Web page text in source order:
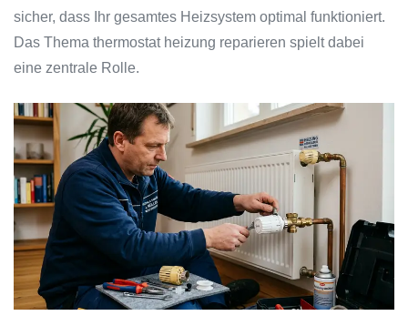
sicher, dass Ihr gesamtes Heizsystem optimal funktioniert.
Das Thema thermostat heizung reparieren spielt dabei
eine zentrale Rolle.